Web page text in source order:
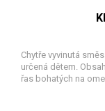
Chytře vyvinutá
určená dětem.
řas bohatých na